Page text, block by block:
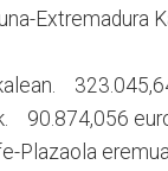
Extremadura
90.874,056
Plazaola